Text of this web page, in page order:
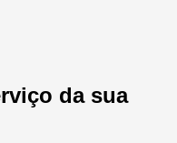
da sua